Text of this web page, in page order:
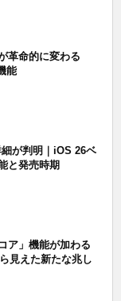
革命的に変わる
能
が判明｜iOS 26ベ
と発売時期
ア」機能が加わる
見えた新たな兆し